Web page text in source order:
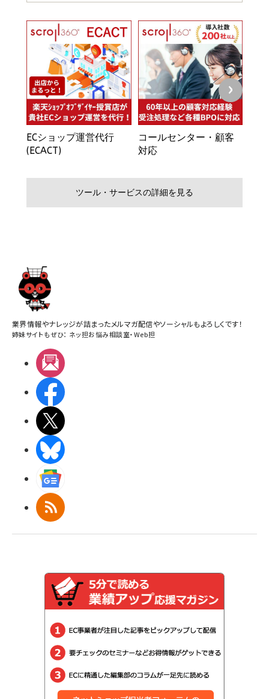
業界情報やナレッジが詰まったメルマガ配信やソーシャルもよろしくです！
姉妹サイトもぜひ： ネッ担お悩み相談室・Web担
RSS